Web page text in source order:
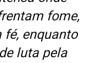
fome,
fé, enquanto
luta pela